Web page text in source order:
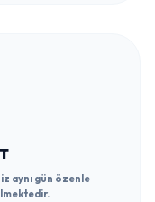
aynı gün özenle